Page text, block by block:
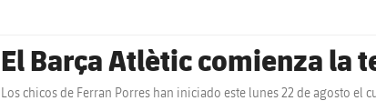
El Barça Atlètic comienza la
Los chicos de Ferran Porres han iniciado este lunes 22 de agosto el